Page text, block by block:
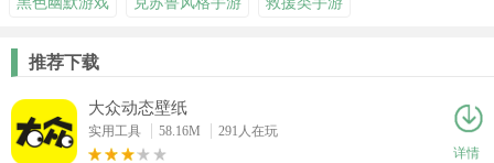
推荐下载
大众动态壁纸
实用工具 58.16M
291人在玩
详情